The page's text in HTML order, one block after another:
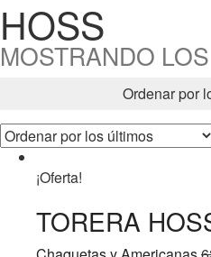
HOSS
MOSTRANDO
Ordenar por
¡Oferta!
TORERA